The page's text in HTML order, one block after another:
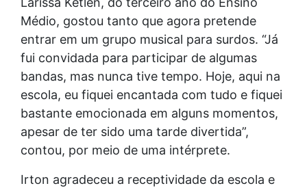
Médio, gostou tanto que agora pretende
entrar em um grupo musical para surdos. “Já
fui convidada para participar de algumas
bandas, mas nunca tive tempo. Hoje, aqui na
escola, eu fiquei encantada com tudo e fiquei
bastante emocionada em alguns momentos,
apesar de ter sido uma tarde divertida”,
contou, por meio de uma intérprete.
Irton agradeceu a receptividade da escola e